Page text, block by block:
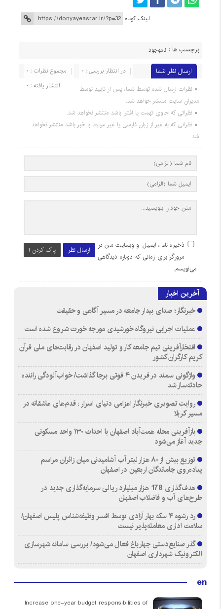
لینک کوتاه
برچسب ها : ناموجود
ارسال نظر شما مجموع نظرات : 0
در انتظار بررسی : 0
انتشار یافته : 0
نظرات ارسال شده توسط شما، پس از تایید توسط
مدیران سایت منتشر خواهد شد.
نظراتی که حاوی تهمت یا افترا باشد منتشر نخواهد شد.
نظراتی که به غیر از زبان فارسی یا غیر مرتبط با خبر باشد منتشر نخواهد
شد.
ارسال نظر پاک کردن !
ذخیره نام، ایمیل و وبسایت من در
مرورگر برای زمانی که دوباره دیدگاهی
می‌نویسم.
آخرین اخبار
خبرنگار؛ صدای بیدار جامعه در مسیر آگاهی و حقیقت
عملیات اجرایی نیروگاه خورشیدی مورچه خورت شروع شده است
افتخارآفرینی تیم جامعه کار و تولید اصفهان در رقابت‌های ملی قرآن
کریم کارگران کشور
واژگونی سمند در فریدن ۴ فوتی برجا گذاشت/ خواب‌آلودگی راننده
حادثه‌ساز شد
روایت تصویری خبرنگار اعزامی دنیای اسرار : قدم‌های عاشقانه در
مسیر کربلا
بازآفرینی محله همت‌آباد اصفهان با احداث ۱۳۰ واحد مسکونی
جدید آغاز می‌شود
توزیع بیش از ۸۰ هزار لیتر آب آشامیدنی میان زائران مراسم
پیاده‌روی جاماندگان اربعین در اصفهان
هدف‌گذاری 178 هزار میلیارد ریالی سرمایه‌گذاری جدید در
طرح‌های آب و فاضلاب اصفهان
رد رشوه ۴ سکه بهار آزادی توسط افسر وظیفه‌شناس پلیس اصفهان/
سلامت اداری معامله‌پذیر نیست
گذر صنایع‌دستی چهارباغ فعال می‌شود/ بررسی سامانه شهرسازی
الکترونیک شهرداری اصفهان
en
Increase one-year budget responsibilities of